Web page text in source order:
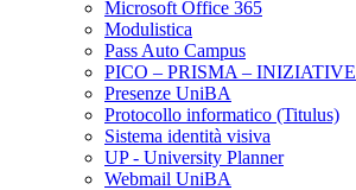
Microsoft Office 365
Modulistica
Pass Auto Campus
PICO – PRISMA – INIZIATIVE
Presenze UniBA
Protocollo informatico (Titulus)
Sistema identità visiva
UP - University Planner
Webmail UniBA